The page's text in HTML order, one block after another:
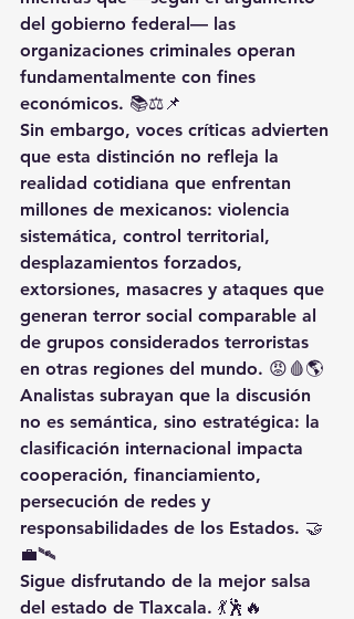
del gobierno federal— las
organizaciones criminales operan
fundamentalmente con fines
económicos. 📚⚖️📌
Sin embargo, voces críticas advierten
que esta distinción no refleja la
realidad cotidiana que enfrentan
millones de mexicanos: violencia
sistemática, control territorial,
desplazamientos forzados,
extorsiones, masacres y ataques que
generan terror social comparable al
de grupos considerados terroristas
en otras regiones del mundo. 😡🩸🌎
Analistas subrayan que la discusión
no es semántica, sino estratégica: la
clasificación internacional impacta
cooperación, financiamiento,
persecución de redes y
responsabilidades de los Estados. 🤝
💼🛰️
Sigue disfrutando de la mejor salsa
del estado de Tlaxcala. 💃🕺🔥